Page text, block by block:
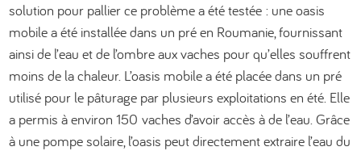
solution pour pallier ce problème a été testée : une oasis
mobile a été installée dans un pré en Roumanie, fournissant
ainsi de l’eau et de l’ombre aux vaches pour qu’elles souffrent
moins de la chaleur. L’oasis mobile a été placée dans un pré
utilisé pour le pâturage par plusieurs exploitations en été. Elle
a permis à environ 150 vaches d’avoir accès à de l’eau. Grâce
à une pompe solaire, l’oasis peut directement extraire l’eau du